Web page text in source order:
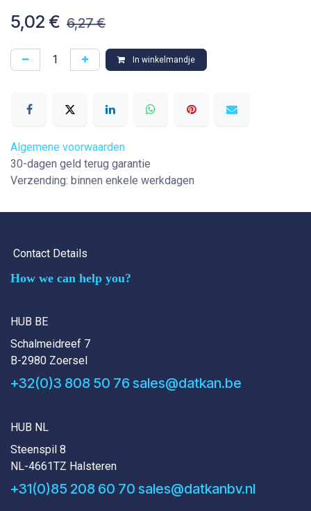
5,02 € 6,27€
In winkelmandje
Algemene voorwaarden
30-dagen geld terug garantie
Verzending: binnen enkele werkdagen
Contact Details
How we can help you?
HUB BE
Schalmeidreef 7
B-2980 Zoersel
+32(0)3 808 50 76 sales@datkan.be
HUB NL
Steenspil 8
NL-4661TZ Halsteren
+31(0)85 208 60 70 sales@datkanbv.nl